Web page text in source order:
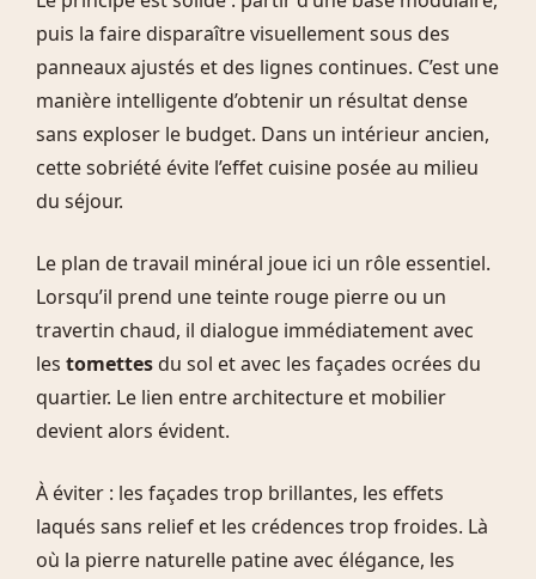
puis la faire disparaître visuellement sous des
panneaux ajustés et des lignes continues. C’est une
manière intelligente d’obtenir un résultat dense
sans exploser le budget. Dans un intérieur ancien,
cette sobriété évite l’effet cuisine posée au milieu
du séjour.
Le plan de travail minéral joue ici un rôle essentiel.
Lorsqu’il prend une teinte rouge pierre ou un
travertin chaud, il dialogue immédiatement avec
les tomettes du sol et avec les façades ocrées du
quartier. Le lien entre architecture et mobilier
devient alors évident.
À éviter : les façades trop brillantes, les effets
laqués sans relief et les crédences trop froides. Là
où la pierre naturelle patine avec élégance, les